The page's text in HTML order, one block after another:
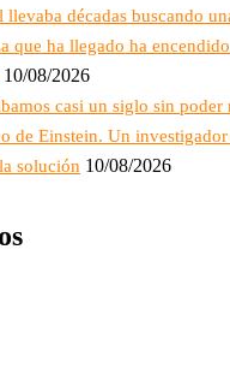
llevaba décadas buscando
que ha llegado ha
10/08/2026
casi un siglo sin poder
de Einstein. Un
solución 10/08/2026